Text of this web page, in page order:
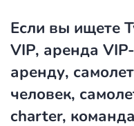
Если вы ищете
VIP, аренда
аренду,
человек,
charter,